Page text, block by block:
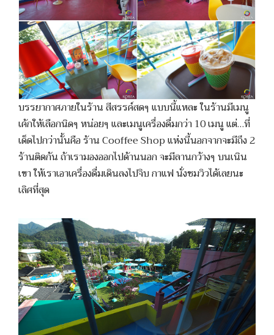
บรรยากาศภายในร้าน สีสรรค์สดๆ แบบนี้แหละ ในร้านมีเมนู
เค้กให้เลือกนิดๆ หน่อยๆ และเมนูเครื่องดื่มกว่า 10 เมนู แต่…ที่
เด็ดไปกว่านั้นคือ ร้าน Cooffee Shop แห่งนี้นอกจากจะมีถึง 2
ร้านติดกัน ถ้าเรามองออกไปด้านนอก จะมีลานกว้างๆ บนเนิน
เขา ให้เราเอาเครื่องดื่มเดินลงไปจิบ กาแฟ นั่งชมวิวได้เลยนะ
เลิศที่สุด